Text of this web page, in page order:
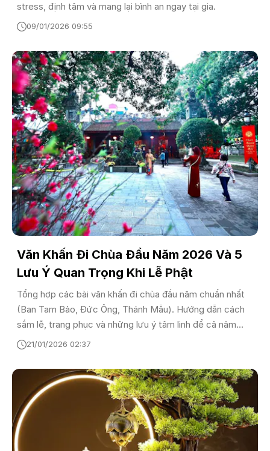
stress, định tâm và mang lại bình an ngay tại gia.
09/01/2026 09:55
Văn Khấn Đi Chùa Đầu Năm 2026 Và 5
Lưu Ý Quan Trọng Khi Lễ Phật
Tổng hợp các bài văn khấn đi chùa đầu năm chuẩn nhất
(Ban Tam Bảo, Đức Ông, Thánh Mẫu). Hướng dẫn cách
sắm lễ, trang phục và những lưu ý tâm linh để cả năm
bình an, may mắn.
21/01/2026 02:37